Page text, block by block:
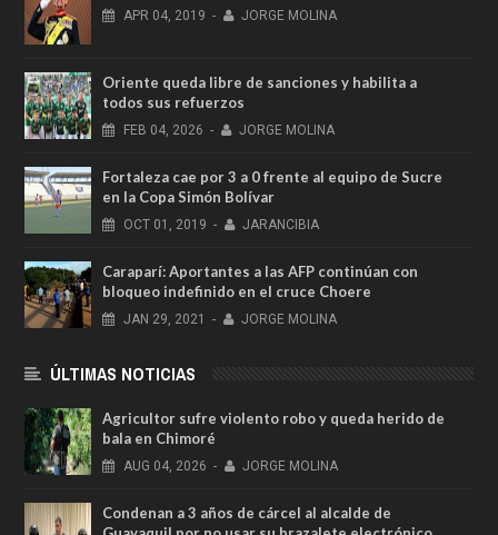
APR 04, 2019 - JORGE MOLINA
Oriente queda libre de sanciones y habilita a
todos sus refuerzos
FEB 04, 2026 - JORGE MOLINA
Fortaleza cae por 3 a 0 frente al equipo de Sucre
en la Copa Simón Bolívar
OCT 01, 2019 - JARANCIBIA
Caraparí: Aportantes a las AFP continúan con
bloqueo indefinido en el cruce Choere
JAN 29, 2021 - JORGE MOLINA
ÚLTIMAS NOTICIAS
Agricultor sufre violento robo y queda herido de
bala en Chimoré
AUG 04, 2026 - JORGE MOLINA
Condenan a 3 años de cárcel al alcalde de